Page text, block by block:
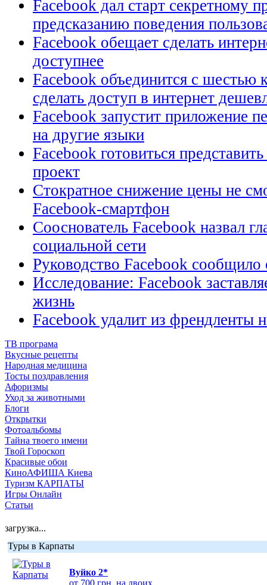
Facebook дал старт секретному
предсказанию поведения
Facebook обещает сделать
доступнее
Facebook объединится с шестью
сделать доступ в интернет
Facebook запустит приложение
на другие языки
Facebook готовиться
проект
Стократное снижение цены не
Facebook-смартфон
Сооснователь Facebook назвал
социальной сети
Руководство Facebook сообщило
Исследование: Facebook
жизнь
Facebook удалит из френдленты
ТВ програма
Вкусные рецепты
Народная медицина
Тосты поздравления
Афоризмы
Уход за животными
Блоги
Открытки
Фотоальбомы
Тайна твоего имени
Твой Гороскоп
Красивые обои
КиноАФИША Киева
Туризм КАРПАТЫ
Игры Онлайн
Статьи
загрузка...
Туры в Карпаты
Вуйко 2*
от 700 грн. на двоих